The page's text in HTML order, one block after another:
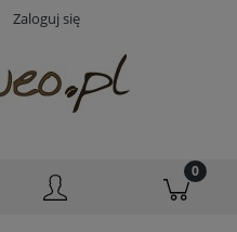
Zaloguj się